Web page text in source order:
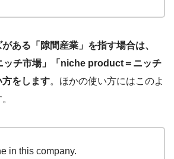
ある「隙間産業」を指す場合は、
ッチ市場」「niche product＝ニッチ
をします。ほかの使い方にはこのよ
in this company.